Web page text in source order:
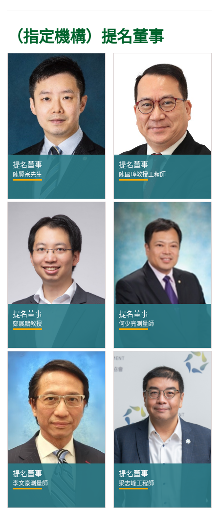
（指定機構）提名董事
提名董事
陳賢宗先生
提名董事
陳國璋教授工程師
提名董事
鄭展鵬教授
提名董事
何少亮測量師
提名董事
李文豪測量師
提名董事
梁志峰工程師